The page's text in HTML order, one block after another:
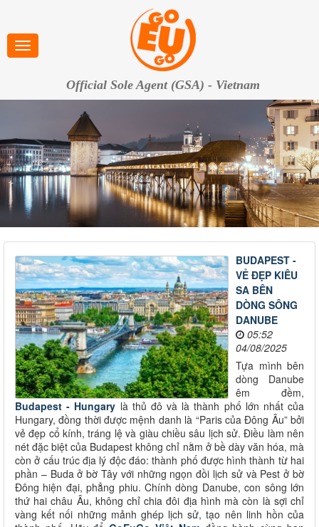
Official Sole Agent (GSA) - Vietnam
BUDAPEST -
VẺ ĐẸP KIÊU
SA BÊN
DÒNG SÔNG
DANUBE
05:52
04/08/2025
Tựa mình bên
dòng Danube
êm đềm,
Budapest - Hungary là thủ đô và là thành phố lớn nhất của
Hungary, đồng thời được mệnh danh là “Paris của Đông Âu” bởi
vẻ đẹp cổ kính, tráng lệ và giàu chiều sâu lịch sử. Điều làm nên
nét đặc biệt của Budapest không chỉ nằm ở bề dày văn hóa, mà
còn ở cấu trúc địa lý độc đáo: thành phố được hình thành từ hai
phần – Buda ở bờ Tây với những ngọn đồi lịch sử và Pest ở bờ
Đông hiện đại, phẳng phiu. Chính dòng Danube, con sông lớn
thứ hai châu Âu, không chỉ chia đôi địa hình mà còn là sợi chỉ
vàng kết nối những mảnh ghép lịch sử, tạo nên linh hồn của